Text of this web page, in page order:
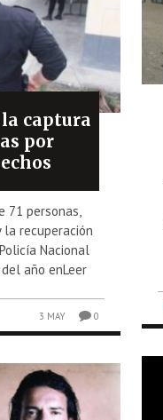
captura
por
71 personas,
la recuperación
Nacional
año enLeer
3 MAY 0